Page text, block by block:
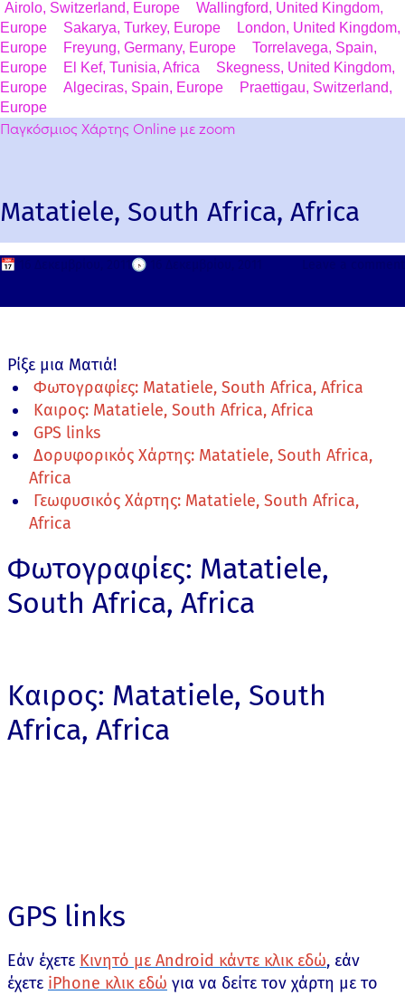
Airolo, Switzerland, Europe
Wallingford, United Kingdom,
Europe
Sakarya, Turkey, Europe
London, United Kingdom,
Europe
Freyung, Germany, Europe
Torrelavega, Spain,
Europe
El Kef, Tunisia, Africa
Skegness, United Kingdom,
Europe
Algeciras, Spain, Europe
Praettigau, Switzerland,
Europe
Παγκόσμιος Χάρτης Online με zoom
Matatiele, South Africa, Africa
📅 🕟
Ρίξε μια Ματιά!
Φωτογραφίες: Matatiele, South Africa, Africa
Καιρος: Matatiele, South Africa, Africa
GPS links
Δορυφορικός Χάρτης: Matatiele, South Africa,
Africa
Γεωφυσικός Χάρτης: Matatiele, South Africa,
Africa
Φωτογραφίες: Matatiele,
South Africa, Africa
Καιρος: Matatiele, South
Africa, Africa
GPS links
Εάν έχετε Κινητό με Android κάντε κλικ εδώ, εάν
έχετε iPhone κλικ εδώ για να δείτε τον χάρτη με το